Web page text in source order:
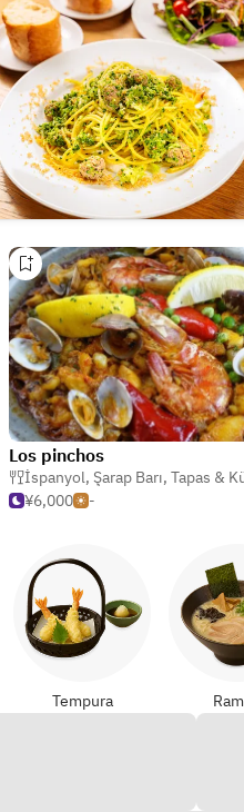
Los pinchos
İspanyol, Şarap Barı, Tapas & Küçük
¥6,000
-
Tempura